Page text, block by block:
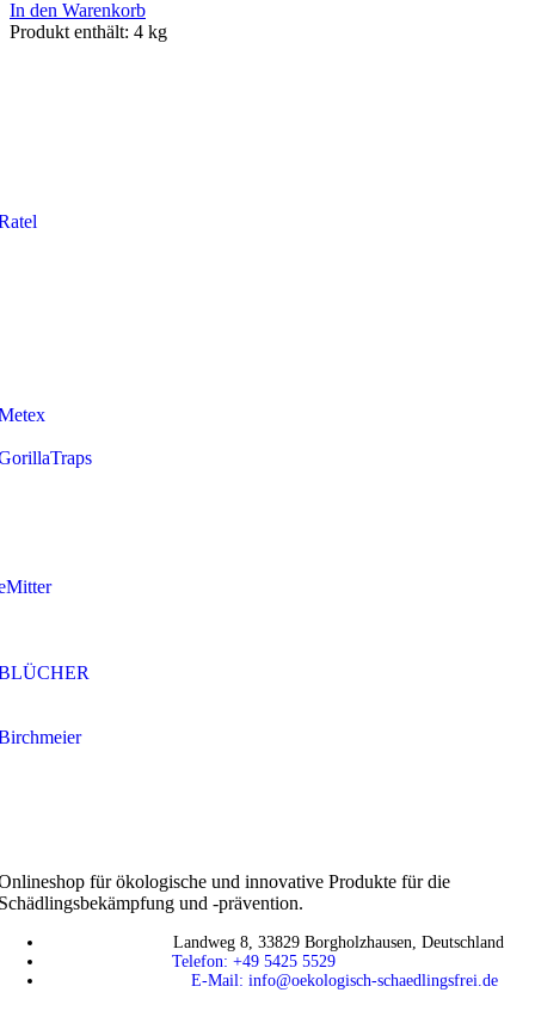
In den Warenkorb
Produkt enthält: 4 kg
für ökologische und innovative Produkte für die
und -prävention.
Landweg 8, 33829 Borgholzhausen, Deutschland
Telefon: +49 5425 5529
E-Mail: info@oekologisch-schaedlingsfrei.de